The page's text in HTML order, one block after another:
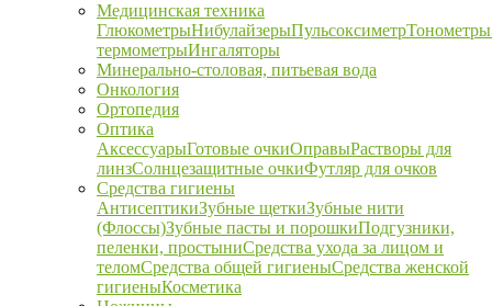
Медицинская техника
ГлюкометрыНибулайзерыПульсоксиметрТонометры
термометрыИнгаляторы
Минерально-столовая, питьевая вода
Онкология
Ортопедия
Оптика
АксессуарыГотовые очкиОправыРастворы для
линзСолнцезащитные очкиФутляр для очков
Средства гигиены
АнтисептикиЗубные щеткиЗубные нити
(Флоссы)Зубные пасты и порошкиПодгузники,
пеленки, простыниСредства ухода за лицом и
теломСредства общей гигиеныСредства женской
гигиеныКосметика